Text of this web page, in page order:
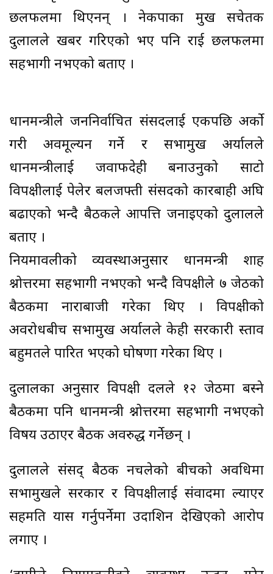
छलफलमा थिएनन् । नेकपाका प्रमुख सचेतक
दुलालले खबर गरिएको भए पनि राई छलफलमा
सहभागी नभएको बताए ।
प्रधानमन्त्रीले जननिर्वाचित संसदलाई एकपछि अर्को
गरी अवमूल्यन गर्ने र सभामुख अर्यालले
प्रधानमन्त्रीलाई जवाफदेही बनाउनुको साटो
विपक्षीलाई पेलेर बलजफ्ती संसदको कारबाही अघि
बढाएको भन्दै बैठकले आपत्ति जनाइएको दुलालले
बताए ।
नियमावलीको व्यवस्थाअनुसार प्रधानमन्त्री शाह
प्रश्नोत्तरमा सहभागी नभएको भन्दै विपक्षीले ७ जेठको
बैठकमा नाराबाजी गरेका थिए । विपक्षीको
अवरोधबीच सभामुख अर्यालले केही सरकारी प्रस्ताव
बहुमतले पारित भएको घोषणा गरेका थिए ।
दुलालका अनुसार विपक्षी दलले १२ जेठमा बस्ने
बैठकमा पनि प्रधानमन्त्री प्रश्नोत्तरमा सहभागी नभएको
विषय उठाएर बैठक अवरुद्ध गर्नेछन् ।
दुलालले संसद् बैठक नचलेको बीचको अवधिमा
सभामुखले सरकार र विपक्षीलाई संवादमा ल्याएर
सहमति प्रयास गर्नुपर्नेमा उदाशिन देखिएको आरोप
लगाए ।